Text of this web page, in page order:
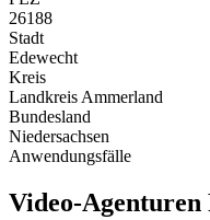
26188
Stadt
Edewecht
Kreis
Landkreis Ammerland
Bundesland
Niedersachsen
Anwendungsfälle
Video-